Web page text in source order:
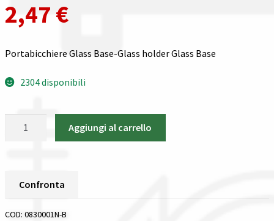
Tutte le categorie dei prodotti
2,47 €
Portabicchiere Glass Base-Glass holder Glass Base
2304 disponibili
SCOLAPIATTI
Aggiungi al carrello
Confronta
COD: 0830001N-B